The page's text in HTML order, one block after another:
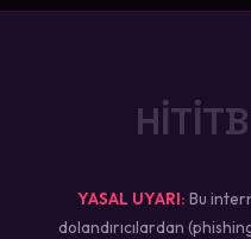
YASAL UYARI: Bu
dolandırıcılardan